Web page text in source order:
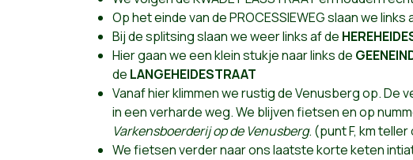
Op het einde van de PROCESSIEWEG slaan we links
Bij de splitsing slaan we weer links af de
Hier gaan we een klein stukje naar links de
de LANGEHEIDESTRAAT
Vanaf hier klimmen we rustig de Venusberg op. De
in een verharde weg. We blijven fietsen en op
Varkensboerderij op de Venusberg. (punt F, km
We fietsen verder naar ons laatste korte keten